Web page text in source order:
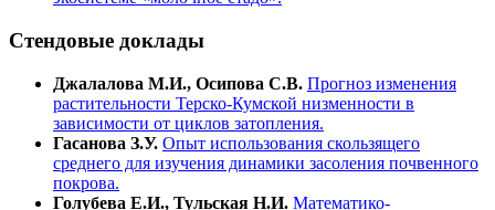
Стендовые доклады
Джалалова М.И., Осипова С.В. Прогноз изменения
растительности Терско-Кумской низменности в
зависимости от циклов затопления.
Гасанова З.У. Опыт использования скользящего
среднего для изучения динамики засоления почвенного
покрова.
Голубева Е.И., Тульская Н.И. Математико-